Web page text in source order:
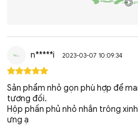
n*****i 2023-03-07 10:09:34
Sản phẩm nhỏ gọn phù hợp để
tương đối.
Hộp phấn phủ nhỏ nhắn trông
ưng ạ